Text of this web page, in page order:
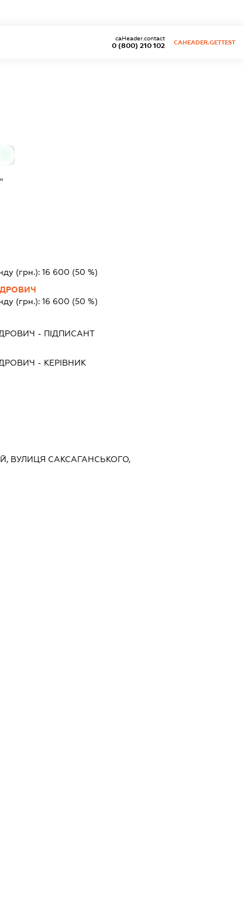
0 (800) 210 102
caHeader.contact
CAHEADER.GETTEST
(грн.):16 600 (50 %)
(грн.):16 600 (50 %)
- ПІДПИСАНТ
- КЕРІВНИК
ВУЛИЦЯ САКСАГАНСЬКОГО,